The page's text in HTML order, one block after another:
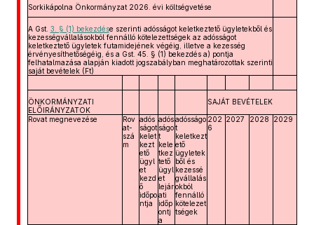
Sorkikápolna Önkormányzat 2026. évi költségvetése
A Gst. 3. § (1) bekezdése szerinti adósságot keletkeztető ügyletekből és
kezességvállalásokból fennálló kötelezettségek az adósságot
keletkeztető ügyletek futamidejének végéig, illetve a kezesség
érvényesíthetőségéig, és a Gst. 45. § (1) bekezdés a) pontja
felhatalmazása alapján kiadott jogszabályban meghatározottak szerinti
saját bevételek (Ft)
ÖNKORMÁNYZATI
ELŐIRÁNYZATOK
SAJÁT BEVÉTELEK
Rovat megnevezése
Rov
at-
szá
m
adós
ságot
kelet
kezt
ető
ügyl
et
kezd
ő
időpo
ntja
adós
ságo
t
kele
tkez
tető
ügyl
et
lejár
ati
időp
ontj
a
adósságo
t
keletkezt
ető
ügyletek
ből és
kezessé
gvállalás
okból
fennálló
kötelezet
tségek
202
6
2027 2028 2029